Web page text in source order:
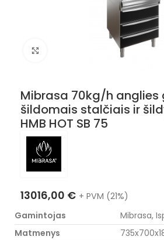
Nuotraukos padidinimas
Mibrasa 70kg/h anglies
šildomais stalčiais ir
HMB HOT SB 75
13016,00 € + PVM (21%)
Gamintojas
Mibrasa,
Matmenys